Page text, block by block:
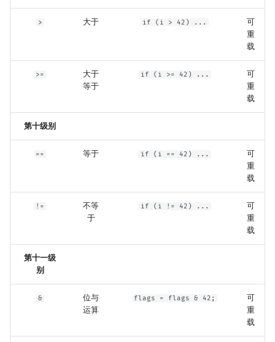
> 大于 if (i > 42) ...
可
重
载
>=
大于
等于
if (i >= 42) ...
可
重
载
第十级别
== 等于 if (i == 42) ...
可
重
载
!=
不等
于
if (i != 42) ...
可
重
载
第十一级
别
&
位与
运算
flags = flags & 42;
可
重
载